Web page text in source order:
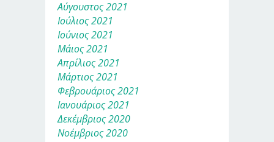
Αύγουστος 2021
Ιούλιος 2021
Ιούνιος 2021
Μάιος 2021
Απρίλιος 2021
Μάρτιος 2021
Φεβρουάριος 2021
Ιανουάριος 2021
Δεκέμβριος 2020
Νοέμβριος 2020